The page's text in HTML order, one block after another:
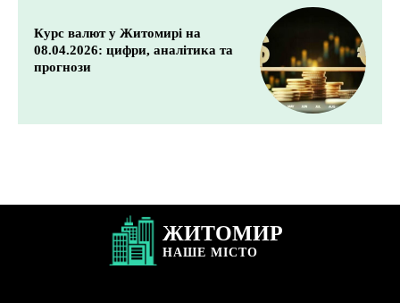
Курс валют у Житомирі на
08.04.2026: цифри, аналітика та
прогнози
ЖИТОМИР
НАШЕ МІСТО